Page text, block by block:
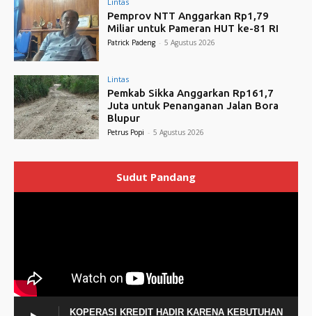
Pemprov NTT Anggarkan Rp1,79
Miliar untuk Pameran HUT ke-81 RI
Patrick Padeng - 5 Agustus 2026
Lintas
Pemkab Sikka Anggarkan Rp161,7
Juta untuk Penanganan Jalan Bora
Blupur
Petrus Popi - 5 Agustus 2026
Sudut Pandang
KOPERASI KREDIT HADIR KARENA KEBUTUHAN